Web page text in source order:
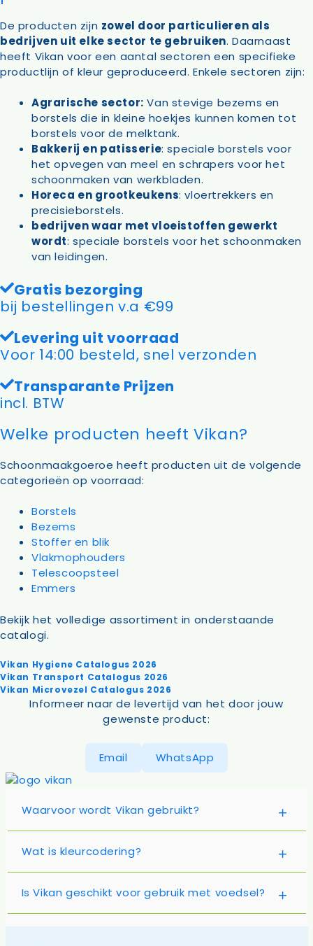
De producten zijn zowel door particulieren als
bedrijven uit elke sector te gebruiken. Daarnaast
heeft Vikan voor een aantal sectoren een specifieke
productlijn of kleur geproduceerd. Enkele sectoren zijn:
Agrarische sector: Van stevige bezems en
borstels die in kleine hoekjes kunnen komen tot
borstels voor de melktank.
Bakkerij en patisserie: speciale borstels voor
het opvegen van meel en schrapers voor het
schoonmaken van werkbladen.
Horeca en grootkeukens: vloertrekkers en
precisieborstels.
bedrijven waar met vloeistoffen gewerkt
wordt: speciale borstels voor het schoonmaken
van leidingen.
Gratis bezorging
bij bestellingen v.a €99
Levering uit voorraad
Voor 14:00 besteld, snel verzonden
Transparante Prijzen
incl. BTW
Welke producten heeft Vikan?
Schoonmaakgoeroe heeft producten uit de volgende
categorieën op voorraad:
Borstels
Bezems
Stoffer en blik
Vlakmophouders
Telescoopsteel
Emmers
Bekijk het volledige assortiment in onderstaande
catalogi.
Vikan Hygiene Catalogus 2026
Vikan Transport Catalogus 2026
Vikan Microvezel Catalogus 2026
Informeer naar de levertijd van het door jouw
gewenste product:
Email WhatsApp
Waarvoor wordt Vikan gebruikt?
Wat is kleurcodering?
Is Vikan geschikt voor gebruik met voedsel?